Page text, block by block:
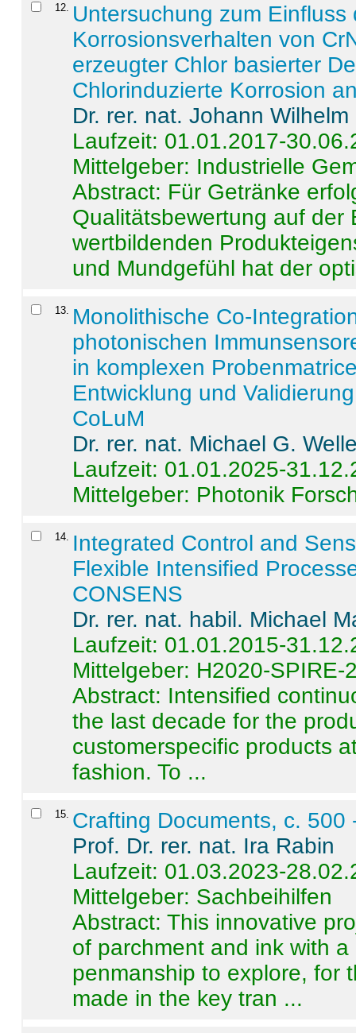
12
Untersuchung zum
Korrosionsverhalten von
erzeugter Chlor basierter
Chlorinduzierte Korrosion
Dr. rer. nat. Johann
Laufzeit: 01.01.2017-
Mittelgeber: Industrielle
Abstract: Für Getränke
Qualitätsbewertung auf der
wertbildenden
und Mundgefühl hat der
13
Monolithische Co-
photonischen
in komplexen
Entwicklung und
CoLuM
Dr. rer. nat. Michael G.
Laufzeit: 01.01.2025-
Mittelgeber: Photonik
14
Integrated Control and
Flexible Intensified
CONSENS
Dr. rer. nat. habil. Michael
Laufzeit: 01.01.2015-
Mittelgeber: H2020-SPIRE-
Abstract: Intensified
the last decade for the
customerspecific products
fashion. To ...
15 Crafting Documents, c. 500
Prof. Dr. rer. nat. Ira Rabin
Laufzeit: 01.03.2023-
Mittelgeber: Sachbeihilfen
Abstract:This innovative
of parchment and ink with
penmanship to explore, for
made in the key tran ...